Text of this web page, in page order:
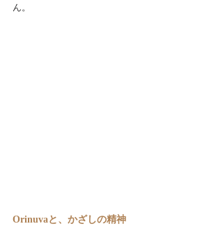
ん。
Orinuvaと、かざしの精神